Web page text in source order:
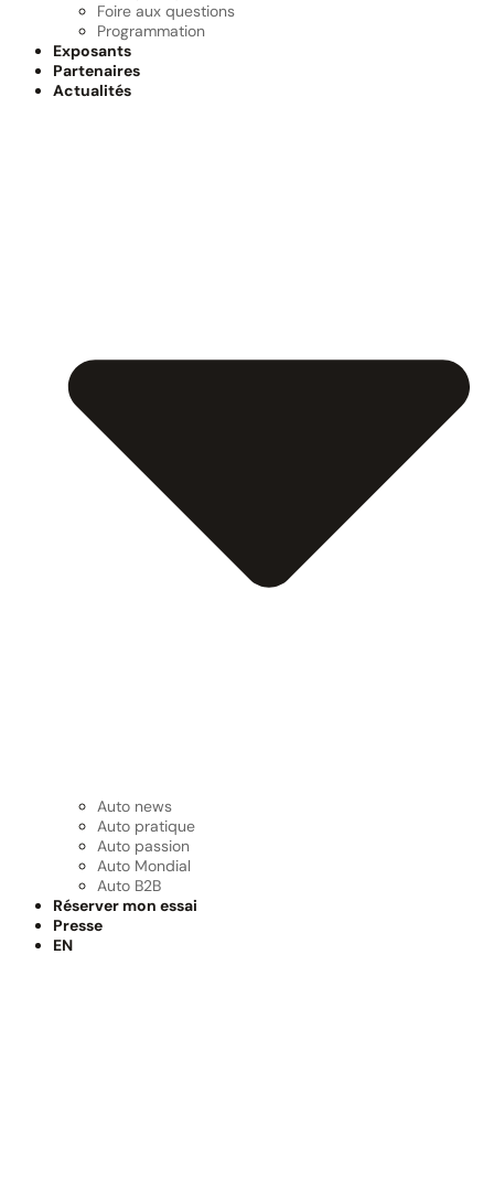
Foire aux questions
Programmation
Exposants
Partenaires
Actualités
Auto news
Auto pratique
Auto passion
Auto Mondial
Auto B2B
Réserver mon essai
Presse
EN